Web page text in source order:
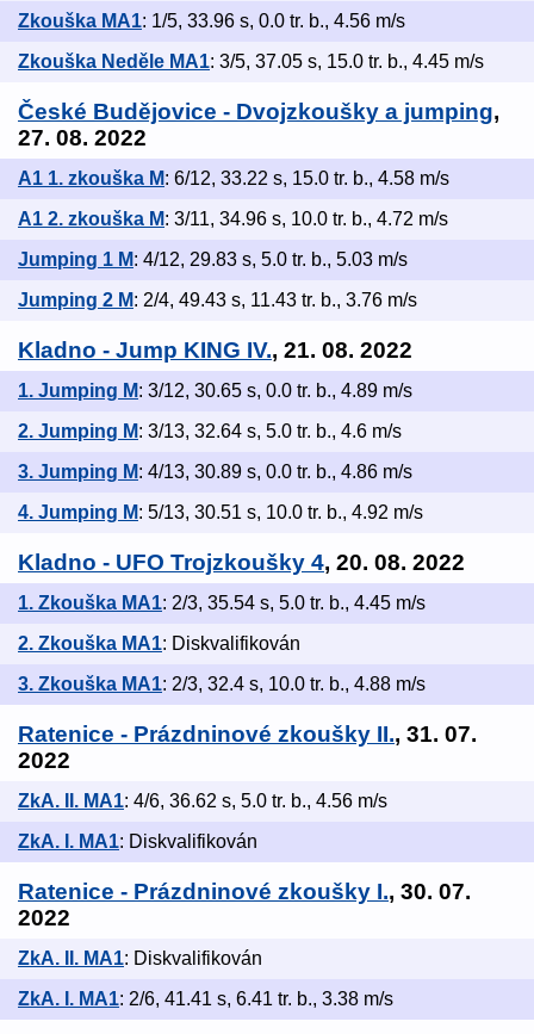
Zkouška MA1: 1/5, 33.96 s, 0.0 tr. b., 4.56 m/s
Zkouška Neděle MA1: 3/5, 37.05 s, 15.0 tr. b., 4.45 m/s
České Budějovice - Dvojzkoušky a jumping,
27. 08. 2022
A1 1. zkouška M: 6/12, 33.22 s, 15.0 tr. b., 4.58 m/s
A1 2. zkouška M: 3/11, 34.96 s, 10.0 tr. b., 4.72 m/s
Jumping 1 M: 4/12, 29.83 s, 5.0 tr. b., 5.03 m/s
Jumping 2 M: 2/4, 49.43 s, 11.43 tr. b., 3.76 m/s
Kladno - Jump KING IV., 21. 08. 2022
1. Jumping M: 3/12, 30.65 s, 0.0 tr. b., 4.89 m/s
2. Jumping M: 3/13, 32.64 s, 5.0 tr. b., 4.6 m/s
3. Jumping M: 4/13, 30.89 s, 0.0 tr. b., 4.86 m/s
4. Jumping M: 5/13, 30.51 s, 10.0 tr. b., 4.92 m/s
Kladno - UFO Trojzkoušky 4, 20. 08. 2022
1. Zkouška MA1: 2/3, 35.54 s, 5.0 tr. b., 4.45 m/s
2. Zkouška MA1: Diskvalifikován
3. Zkouška MA1: 2/3, 32.4 s, 10.0 tr. b., 4.88 m/s
Ratenice - Prázdninové zkoušky II., 31. 07.
2022
ZkA. II. MA1: 4/6, 36.62 s, 5.0 tr. b., 4.56 m/s
ZkA. I. MA1: Diskvalifikován
Ratenice - Prázdninové zkoušky I., 30. 07.
2022
ZkA. II. MA1: Diskvalifikován
ZkA. I. MA1: 2/6, 41.41 s, 6.41 tr. b., 3.38 m/s